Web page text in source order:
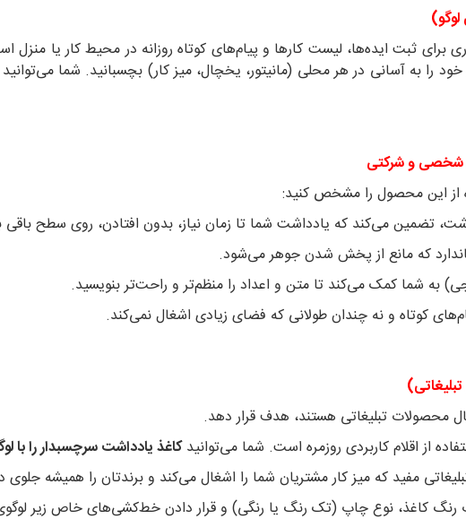
را به آسانی در هر محلی (مانیتور، یخچال، میز کار) بچسبانید. شما
شخصی و شرکتی
از این محصول را مشخص کنید:
تضمین می‌کند که یادداشت شما تا زمان نیاز، بدون افتادن، روی سطح باقی
که مانع از پخش شدن جوهر می‌شود.
به شما کمک می‌کند تا متن و اعداد را منظم‌تر و راحت‌تر بنویسید.
کوتاه و نه چندان طولانی که فضای زیادی اشغال نمی‌کند.
محصولات تبلیغاتی هستند، هدف قرار دهد.
از اقلام کاربردی روزمره است. شما می‌توانیدکاغذ یادداشت سرچسبدار را
مفید که میز کار مشتریان شما را اشغال می‌کند و برندتان را همیشه جلوی
رنگ کاغذ، نوع چاپ (تک رنگ یا رنگی) و قرار دادن خط‌کشی‌های خاص زیر